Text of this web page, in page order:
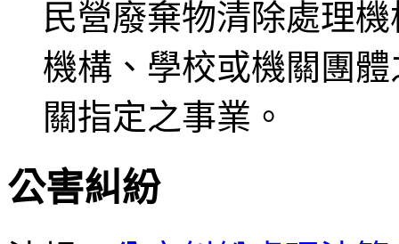
民營廢棄物清除處理
機構、學校或機關團
關指定之事業。
公害糾紛